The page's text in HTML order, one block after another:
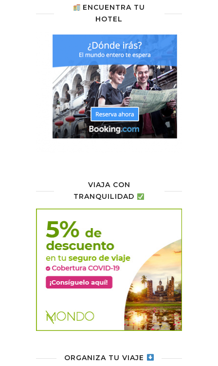
ENCUENTRA TU
HOTEL
VIAJA CON
TRANQUILIDAD
ORGANIZA TU VIAJE